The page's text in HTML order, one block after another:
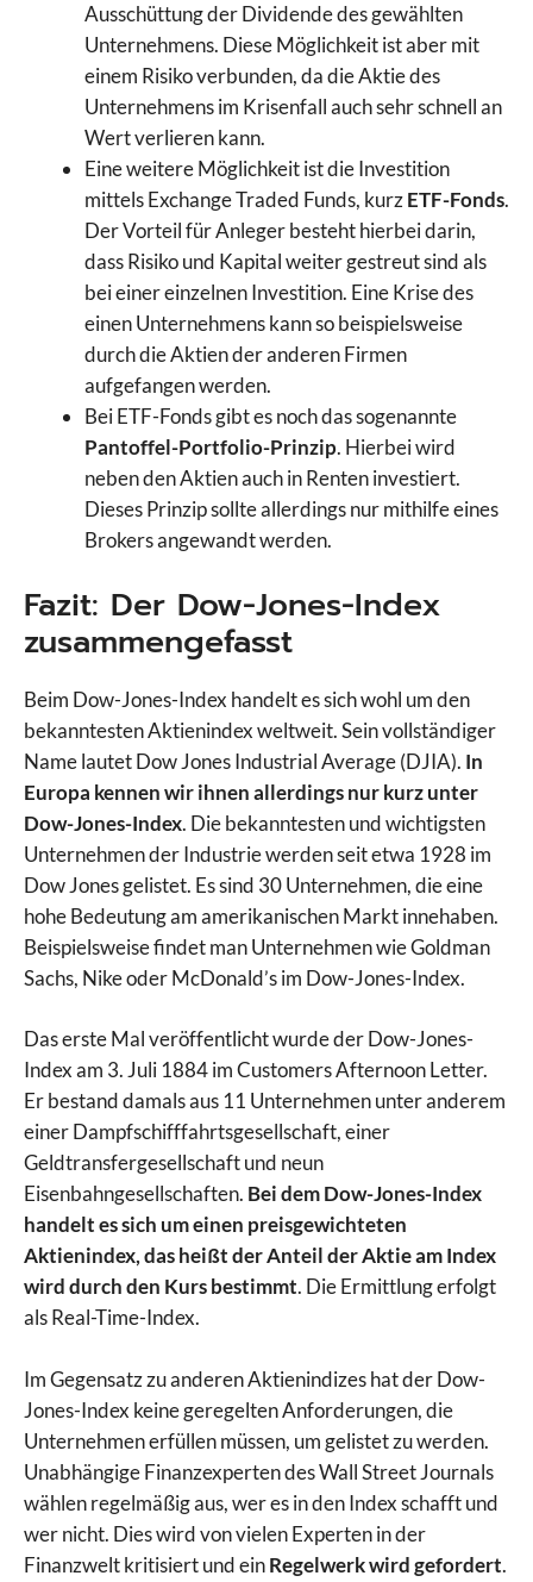
Ausschüttung der Dividende des gewählten
Unternehmens. Diese Möglichkeit ist aber mit
einem Risiko verbunden, da die Aktie des
Unternehmens im Krisenfall auch sehr schnell an
Wert verlieren kann.
Eine weitere Möglichkeit ist die Investition
mittels Exchange Traded Funds, kurzETF-Fonds.
Der Vorteil für Anleger besteht hierbei darin,
dass Risiko und Kapital weiter gestreut sind als
bei einer einzelnen Investition. Eine Krise des
einen Unternehmens kann so beispielsweise
durch die Aktien der anderen Firmen
aufgefangen werden.
Bei ETF-Fonds gibt es noch das sogenannte
Pantoffel-Portfolio-Prinzip. Hierbei wird
neben den Aktien auch in Renten investiert.
Dieses Prinzip sollte allerdings nur mithilfe eines
Brokers angewandt werden.
Fazit: Der Dow-Jones-Index
zusammengefasst
Beim Dow-Jones-Index handelt es sich wohl um den
bekanntesten Aktienindex weltweit. Sein vollständiger
Name lautet Dow Jones Industrial Average (DJIA). In
Europa kennen wir ihnen allerdings nur kurz unter
Dow-Jones-Index. Die bekanntesten und wichtigsten
Unternehmen der Industrie werden seit etwa 1928 im
Dow Jones gelistet. Es sind 30 Unternehmen, die eine
hohe Bedeutung am amerikanischen Markt innehaben.
Beispielsweise findet man Unternehmen wie Goldman
Sachs, Nike oder McDonald’s im Dow-Jones-Index.
Das erste Mal veröffentlicht wurde der Dow-Jones-
Index am 3. Juli 1884 im Customers Afternoon Letter.
Er bestand damals aus 11 Unternehmen unter anderem
einer Dampfschifffahrtsgesellschaft, einer
Geldtransfergesellschaft und neun
Eisenbahngesellschaften. Bei dem Dow-Jones-Index
handelt es sich um einen preisgewichteten
Aktienindex, das heißt der Anteil der Aktie am Index
wird durch den Kurs bestimmt. Die Ermittlung erfolgt
als Real-Time-Index.
Im Gegensatz zu anderen Aktienindizes hat der Dow-
Jones-Index keine geregelten Anforderungen, die
Unternehmen erfüllen müssen, um gelistet zu werden.
Unabhängige Finanzexperten des Wall Street Journals
wählen regelmäßig aus, wer es in den Index schafft und
wer nicht. Dies wird von vielen Experten in der
Finanzwelt kritisiert und einRegelwerk wird gefordert.